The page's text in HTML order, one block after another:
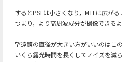
するとPSFは小さくなり，MTFは広がる．
つまり，より高周波成分が撮像できる
望遠鏡の直径が大きい方がいいのはこの
いくら露光時間を長くしてノイズを減